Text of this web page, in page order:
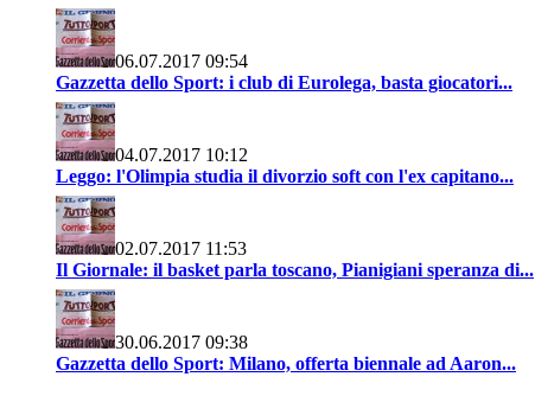
06.07.2017 09:54
Gazzetta dello Sport: i club di Eurolega, basta giocatori...
04.07.2017 10:12
Leggo: l'Olimpia studia il divorzio soft con l'ex capitano...
02.07.2017 11:53
Il Giornale: il basket parla toscano, Pianigiani speranza di...
30.06.2017 09:38
Gazzetta dello Sport: Milano, offerta biennale ad Aaron...